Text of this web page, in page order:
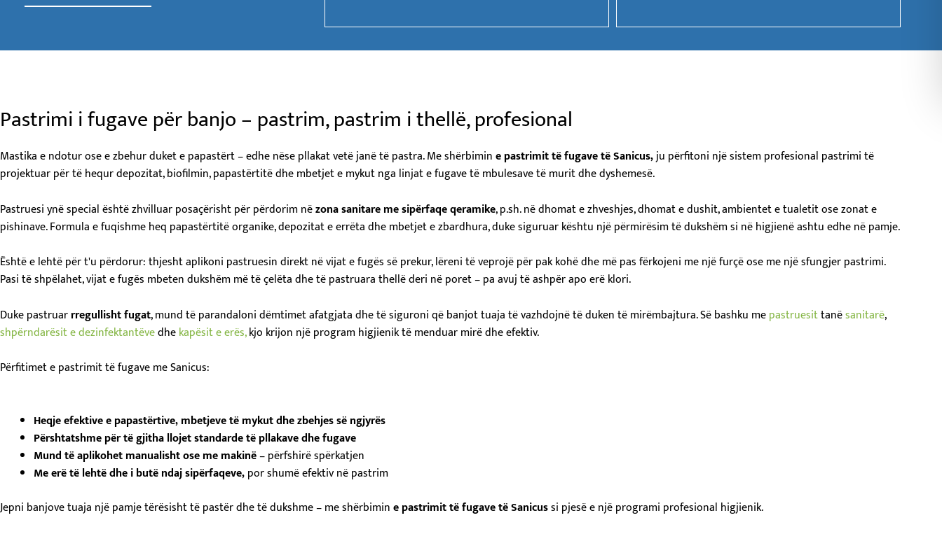
Pastrimi i fugave për banjo – pastrim, pastrim i thellë, profesional
Mastika e ndotur ose e zbehur duket e papastërt – edhe nëse pllakat vetë janë të pastra. Me shërbimine pastrimit të fugave të Sanicus,ju përfitoni një sistem profesional pastrimi të
projektuar për të hequr depozitat, biofilmin, papastërtitë dhe mbetjet e mykut nga linjat e fugave të mbulesave të murit dhe dyshemesë.
Pastruesi ynë special është zhvilluar posaçërisht për përdorim nëzona sanitare me sipërfaqe qeramike, p.sh. në dhomat e zhveshjes, dhomat e dushit, ambientet e tualetit ose zonat e
pishinave. Formula e fuqishme heq papastërtitë organike, depozitat e errëta dhe mbetjet e zbardhura, duke siguruar kështu një përmirësim të dukshëm si në higjienë ashtu edhe në pamje.
Është e lehtë për t'u përdorur: thjesht aplikoni pastruesin direkt në vijat e fugës së prekur, lëreni të veprojë për pak kohë dhe më pas fërkojeni me një furçë ose me një sfungjer pastrimi.
Pasi të shpëlahet, vijat e fugës mbeten dukshëm më të çelëta dhe të pastruara thellë deri në poret – pa avuj të ashpër apo erë klori.
Duke pastruarrregullisht fugat, mund të parandaloni dëmtimet afatgjata dhe të siguroni që banjot tuaja të vazhdojnë të duken të mirëmbajtura. Së bashku mepastruesittanësanitarë,
shpërndarësit e dezinfektantëvedhekapësit e erës,kjo krijon një program higjienik të menduar mirë dhe efektiv.
Përfitimet e pastrimit të fugave me Sanicus:
Heqje efektive e papastërtive, mbetjeve të mykut dhe zbehjes së ngjyrës
Përshtatshme për të gjitha llojet standarde të pllakave dhe fugave
Mund të aplikohet manualisht ose me makinë– përfshirë spërkatjen
Me erë të lehtë dhe i butë ndaj sipërfaqeve,por shumë efektiv në pastrim
Jepni banjove tuaja një pamje tërësisht të pastër dhe të dukshme – me shërbimine pastrimit të fugave të Sanicussi pjesë e një programi profesional higjienik.